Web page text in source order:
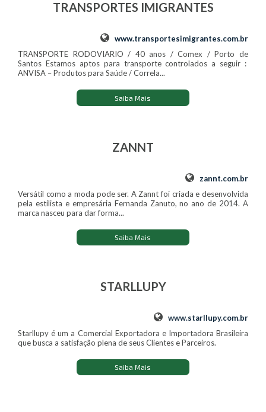
TRANSPORTES IMIGRANTES
www.transportesimigrantes.com.br
TRANSPORTE RODOVIARIO / 40 anos / Comex / Porto de
Santos Estamos aptos para transporte controlados a seguir :
ANVISA – Produtos para Saúde / Correla...
Saiba Mais
ZANNT
zannt.com.br
Versátil como a moda pode ser. A Zannt foi criada e desenvolvida
pela estilista e empresária Fernanda Zanuto, no ano de 2014. A
marca nasceu para dar forma...
Saiba Mais
STARLLUPY
www.starllupy.com.br
Starllupy é um a Comercial Exportadora e Importadora Brasileira
que busca a satisfação plena de seus Clientes e Parceiros.
Saiba Mais